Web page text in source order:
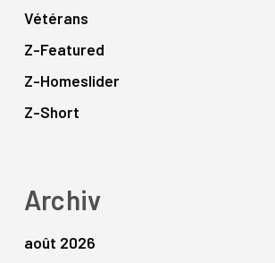
Vétérans
Z-Featured
Z-Homeslider
Z-Short
Archiv
août 2026